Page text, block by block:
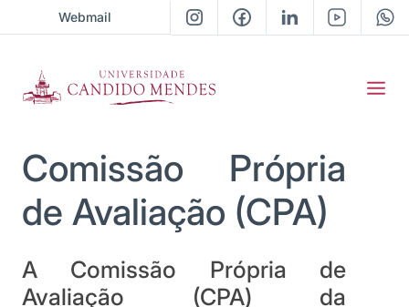
Webmail
Comissão Própria
de Avaliação (CPA)
A Comissão Própria de
Avaliação (CPA) da